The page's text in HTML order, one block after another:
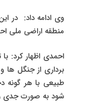
منطقه اراضی ملی
برداری از جنگل ها
طبیعی با هر گونه
شود به صورت جدی